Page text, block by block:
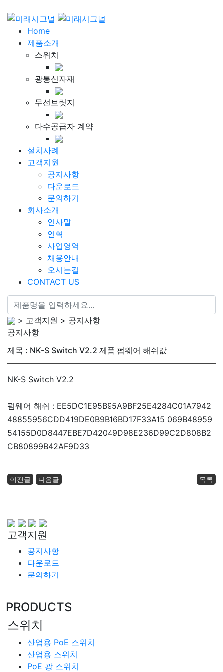
Home
제품소개
스위치
광통신자재
무선브릿지
다수공급자 계약
설치사례
고객지원
공지사항
다운로드
문의하기
회사소개
인사말
연혁
사업영역
채용안내
오시는길
CONTACT US
> 고객지원 > 공지사항
공지사항
제목 : NK-S Switch V2.2 제품 펌웨어 해쉬값
NK-S Switch V2.2
펌웨어 해쉬 : EE5DC1E95B95A9BF25E4284C01A7942
48855956CDD419DE0B9B16BD17F33A15 069B48959
54155D0D8447EBE7D42049D98E236D99C2D808B2
CB80899B42AF9D33
이전글 다음글 목록
고객지원
공지사항
다운로드
문의하기
PRODUCTS
스위치
산업용 PoE 스위치
산업용 스위치
PoE 광 스위치